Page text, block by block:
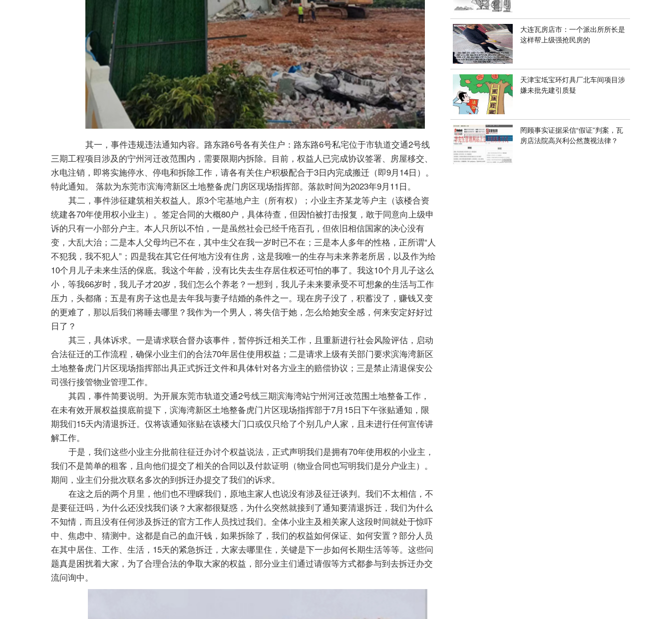
其一，事件违规违法通知内容。路东路6号各有关住户：路东路6号私宅位于市轨道交通2号线
三期工程项目涉及的宁州河迁改范围内，需要限期内拆除。目前，权益人已完成协议签署、房屋移交、
水电注销，即将实施停水、停电和拆除工作，请各有关住户积极配合于3日内完成搬迁（即9月14日）。
特此通知。 落款为东莞市滨海湾新区土地整备虎门房区现场指挥部。落款时间为2023年9月11日。
其二，事件涉征建筑相关权益人。原3个宅基地户主（所有权）；小业主齐某龙等户主（该楼合资
统建各70年使用权小业主）。签定合同的大概80户，具体待查，但因怕被打击报复，敢于同意向上级申
诉的只有一小部分户主。本人只所以不怕，一是虽然社会已经千疮百孔，但依旧相信国家的决心没有
变，大乱大治；二是本人父母均已不在，其中生父在我一岁时已不在；三是本人多年的性格，正所谓“人
不犯我，我不犯人”；四是我在其它任何地方没有住房，这是我唯一的生存与未来养老所居，以及作为给
10个月儿子未来生活的保底。我这个年龄，没有比失去生存居住权还可怕的事了。我这10个月儿子这么
小，等我66岁时，我儿子才20岁，我们怎么个养老？一想到，我儿子未来要承受不可想象的生活与工作
压力，头都痛；五是有房子这也是去年我与妻子结婚的条件之一。现在房子没了，积蓄没了，赚钱又变
的更难了，那以后我们将睡去哪里？我作为一个男人，将失信于她，怎么给她安全感，何来安定好好过
日了？
其三，具体诉求。一是请求联合督办该事件，暂停拆迁相关工作，且重新进行社会风险评估，启动
合法征迁的工作流程，确保小业主们的合法70年居住使用权益；二是请求上级有关部门要求滨海湾新区
土地整备虎门片区现场指挥部出具正式拆迁文件和具体针对各方业主的赔偿协议；三是禁止清退保安公
司强行接管物业管理工作。
其四，事件简要说明。为开展东莞市轨道交通2号线三期滨海湾站宁州河迁改范围土地整备工作，
在未有效开展权益摸底前提下，滨海湾新区土地整备虎门片区现场指挥部于7月15日下午张贴通知，限
期我们15天内清退拆迁。仅将该通知张贴在该楼大门口或仅只给了个别几户人家，且未进行任何宣传讲
解工作。
于是，我们这些小业主分批前往征迁办讨个权益说法，正式声明我们是拥有70年使用权的小业主，
我们不是简单的租客，且向他们提交了相关的合同以及付款证明（物业合同也写明我们是分户业主）。
期间，业主们分批次联名多次的到拆迁办提交了我们的诉求。
在这之后的两个月里，他们也不理睬我们，原地主家人也说没有涉及征迁谈判。我们不太相信，不
是要征迁吗，为什么还没找我们谈？大家都很疑惑，为什么突然就接到了通知要清退拆迁，我们为什么
不知情，而且没有任何涉及拆迁的官方工作人员找过我们。全体小业主及相关家人这段时间就处于惊吓
中、焦虑中、猜测中。这都是自己的血汗钱，如果拆除了，我们的权益如何保证、如何安置？部分人员
在其中居住、工作、生活，15天的紧急拆迁，大家去哪里住，关键是下一步如何长期生活等等。这些问
题真是困扰着大家，为了合理合法的争取大家的权益，部分业主们通过请假等方式都参与到去拆迁办交
流问询中。
大连瓦房店市：一个派出所所长是
这样帮上级强抢民房的
天津宝坻宝环灯具厂北车间项目涉
嫌未批先建引质疑
罔顾事实证据采信“假证”判案，瓦
房店法院高兴利公然蔑视法律？